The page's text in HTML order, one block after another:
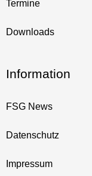
Termine
Downloads
Information
FSG News
Datenschutz
Impressum